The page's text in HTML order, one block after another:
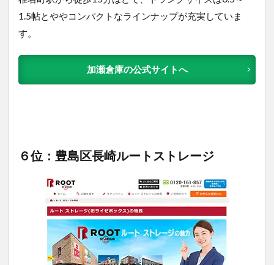
1.5帖とややコンパクトなラインナップが充実していま
す。
加瀬倉庫の公式サイトへ
６位：豊島区長崎ルートストレージ